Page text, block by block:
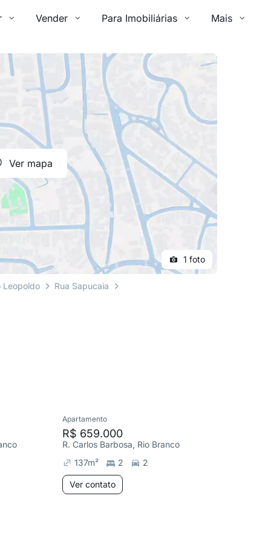
Vender Para Imobiliárias Mais
Ver mapa
1 foto
Leopoldo
Rua Sapucaia
Apartamento
R$ 659.000
R. Carlos Barbosa, Rio Branco
137m² 2 2
Ver contato